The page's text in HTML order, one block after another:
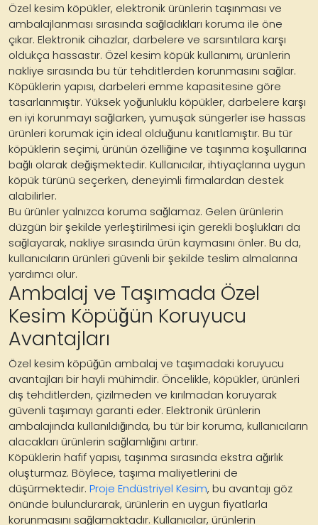
Özel kesim köpükler, elektronik ürünlerin taşınması ve
ambalajlanması sırasında sağladıkları koruma ile öne
çıkar. Elektronik cihazlar, darbelere ve sarsıntılara karşı
oldukça hassastır. Özel kesim köpük kullanımı, ürünlerin
nakliye sırasında bu tür tehditlerden korunmasını sağlar.
Köpüklerin yapısı, darbeleri emme kapasitesine göre
tasarlanmıştır. Yüksek yoğunluklu köpükler, darbelere karşı
en iyi korunmayı sağlarken, yumuşak süngerler ise hassas
ürünleri korumak için ideal olduğunu kanıtlamıştır. Bu tür
köpüklerin seçimi, ürünün özelliğine ve taşınma koşullarına
bağlı olarak değişmektedir. Kullanıcılar, ihtiyaçlarına uygun
köpük türünü seçerken, deneyimli firmalardan destek
alabilirler.
Bu ürünler yalnızca koruma sağlamaz. Gelen ürünlerin
düzgün bir şekilde yerleştirilmesi için gerekli boşlukları da
sağlayarak, nakliye sırasında ürün kaymasını önler. Bu da,
kullanıcıların ürünleri güvenli bir şekilde teslim almalarına
yardımcı olur.
Ambalaj ve Taşımada Özel
Kesim Köpüğün Koruyucu
Avantajları
Özel kesim köpüğün ambalaj ve taşımadaki koruyucu
avantajları bir hayli mühimdir. Öncelikle, köpükler, ürünleri
dış tehditlerden, çizilmeden ve kırılmadan koruyarak
güvenli taşımayı garanti eder. Elektronik ürünlerin
ambalajında kullanıldığında, bu tür bir koruma, kullanıcıların
alacakları ürünlerin sağlamlığını artırır.
Köpüklerin hafif yapısı, taşınma sırasında ekstra ağırlık
oluşturmaz. Böylece, taşıma maliyetlerini de
düşürmektedir. Proje Endüstriyel Kesim, bu avantajı göz
önünde bulundurarak, ürünlerin en uygun fiyatlarla
korunmasını sağlamaktadır. Kullanıcılar, ürünlerin